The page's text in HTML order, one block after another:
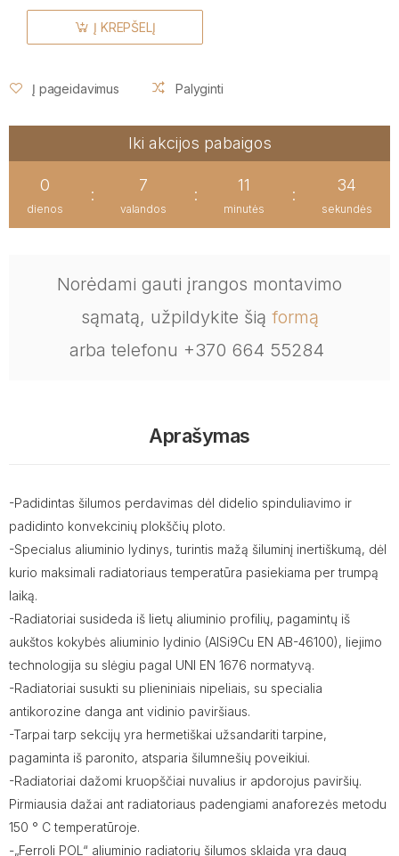
Į KREPŠELĮ
Į pageidavimus Palyginti
Iki akcijos pabaigos
0
dienos
:
7
valandos
:
11
minutės
:
33
sekundės
Norėdami gauti įrangos montavimo
sąmatą, užpildykite šią formą
arba telefonu +370 664 55284
Aprašymas
-Padidintas šilumos perdavimas dėl didelio spinduliavimo ir
padidinto konvekcinių plokščių ploto.
-Specialus aliuminio lydinys, turintis mažą šiluminį inertiškumą, dėl
kurio maksimali radiatoriaus temperatūra pasiekiama per trumpą
laiką.
-Radiatoriai susideda iš lietų aliuminio profilių, pagamintų iš
aukštos kokybės aliuminio lydinio (AlSi9Cu EN AB-46100), liejimo
technologija su slėgiu pagal UNI EN 1676 normatyvą.
-Radiatoriai susukti su plieniniais nipeliais, su specialia
antikorozine danga ant vidinio paviršiaus.
-Tarpai tarp sekcijų yra hermetiškai užsandariti tarpine,
pagaminta iš paronito, atsparia šilumnešių poveikiui.
-Radiatoriai dažomi kruopščiai nuvalius ir apdorojus paviršių.
Pirmiausia dažai ant radiatoriaus padengiami anaforezės metodu
150 ° C temperatūroje.
-„Ferroli POL“ aliuminio radiatorių šilumos sklaida yra daug